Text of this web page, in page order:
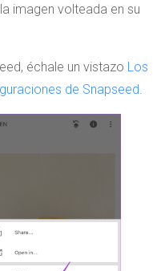
imagen volteada en su
échale un vistazo Los
de Snapseed.